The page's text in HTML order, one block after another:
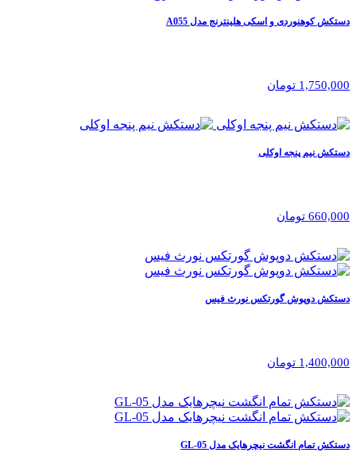
دستکش کوهنوردی و اسکی هلینترنج مدل A055
1,750,000 تومان
دستکش نیم پنجه اوکلی
660,000 تومان
دستکش دوپوش گورتکس نورث فیس
1,400,000 تومان
دستکش تمام انگشت نیچرهایک مدل GL-05